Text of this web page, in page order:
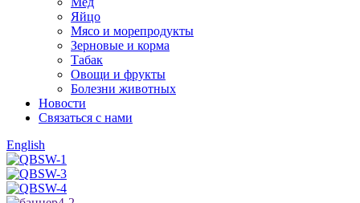
Яйцо
Мясо и морепродукты
Зерновые и корма
Табак
Овощи и фрукты
Болезни животных
Новости
Связаться с нами
English